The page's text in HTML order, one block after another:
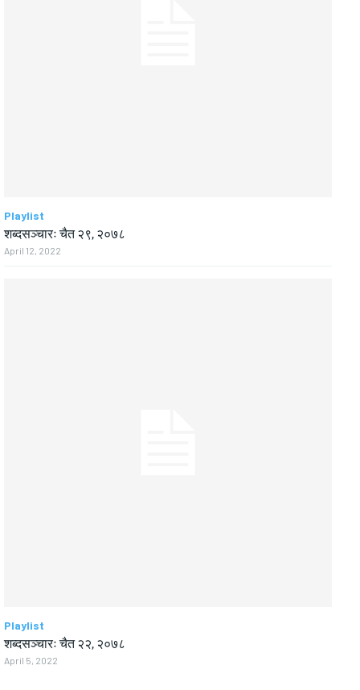
Playlist
शब्दसञ्चारः चैत २९, २०७८
April 12, 2022
Playlist
शब्दसञ्चारः चैत २२, २०७८
April 5, 2022